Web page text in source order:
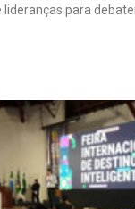
lideranças para